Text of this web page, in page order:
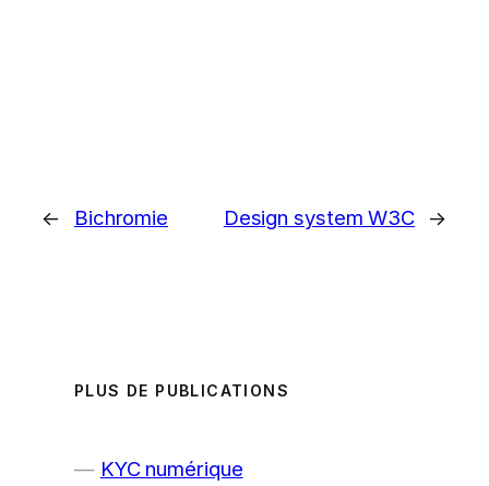
← Bichromie Design system W3C →
PLUS DE PUBLICATIONS
KYC numérique